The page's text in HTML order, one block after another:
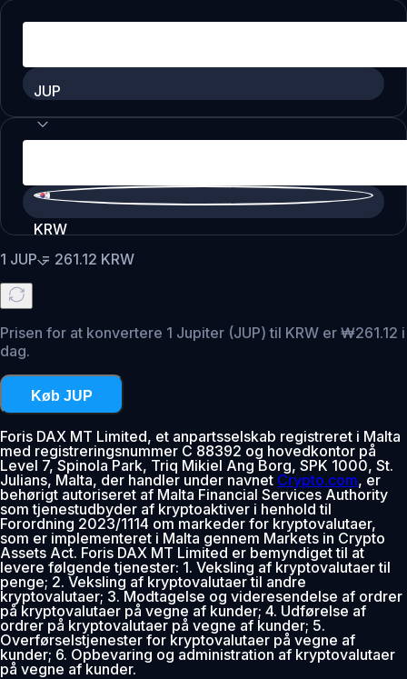
JUP
KRW
1 JUP= 261.12 KRW
Prisen for at konvertere 1 Jupiter (JUP) til KRW er ₩261.12 i
dag.
Køb JUP
Foris DAX MT Limited, et anpartsselskab registreret i Malta
med registreringsnummer C 88392 og hovedkontor på
Level 7, Spinola Park, Triq Mikiel Ang Borg, SPK 1000, St.
Julians, Malta, der handler under navnet Crypto.com, er
behørigt autoriseret af Malta Financial Services Authority
som tjenestudbyder af kryptoaktiver i henhold til
Forordning 2023/1114 om markeder for kryptovalutaer,
som er implementeret i Malta gennem Markets in Crypto
Assets Act. Foris DAX MT Limited er bemyndiget til at
levere følgende tjenester: 1. Veksling af kryptovalutaer til
penge; 2. Veksling af kryptovalutaer til andre
kryptovalutaer; 3. Modtagelse og videresendelse af ordrer
på kryptovalutaer på vegne af kunder; 4. Udførelse af
ordrer på kryptovalutaer på vegne af kunder; 5.
Overførselstjenester for kryptovalutaer på vegne af
kunder; 6. Opbevaring og administration af kryptovalutaer
på vegne af kunder.